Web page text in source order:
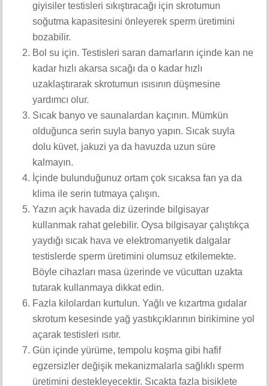
giyisiler testisleri sıkıştıracağı için skrotumun
soğutma kapasitesini önleyerek sperm üretimini
bozabilir.
Bol su için. Testisleri saran damarların içinde kan ne
kadar hızlı akarsa sıcağı da o kadar hızlı
uzaklaştırarak skrotumun ısısının düşmesine
yardımcı olur.
Sıcak banyo ve saunalardan kaçının. Mümkün
olduğunca serin suyla banyo yapın. Sıcak suyla
dolu küvet, jakuzi ya da havuzda uzun süre
kalmayın.
İçinde bulunduğunuz ortam çok sıcaksa fan ya da
klima ile serin tutmaya çalışın.
Yazın açık havada diz üzerinde bilgisayar
kullanmak rahat gelebilir. Oysa bilgisayar çalıştıkça
yaydığı sıcak hava ve elektromanyetik dalgalar
testislerde sperm üretimini olumsuz etkilemekte.
Böyle cihazları masa üzerinde ve vücuttan uzakta
tutarak kullanmaya dikkat edin.
Fazla kilolardan kurtulun. Yağlı ve kızartma gıdalar
skrotum kesesinde yağ yastıkçıklarının birikimine yol
açarak testisleri ısıtır.
Gün içinde yürüme, tempolu koşma gibi hafif
egzersizler değişik mekanizmalarla sağlıklı sperm
üretimini destekleyecektir. Sıcakta fazla bisiklete